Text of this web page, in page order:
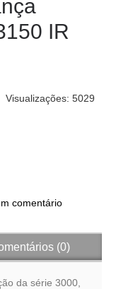
IR
Visualizações: 5029
comentário
(0)
da série 3000,